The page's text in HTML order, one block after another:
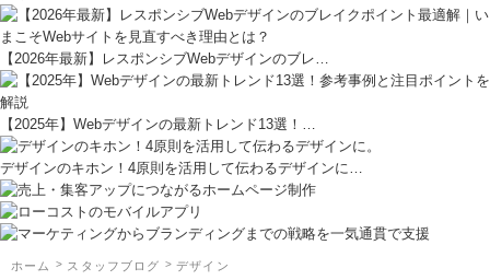
【2026年最新】レスポンシブWebデザインのブレ…
【2025年】Webデザインの最新トレンド13選！…
デザインのキホン！4原則を活用して伝わるデザインに…
ホーム スタッフブログ デザイン